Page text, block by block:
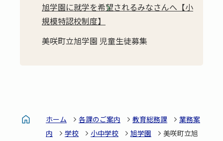
旭学園に就学を希望されるみなさんへ【小
規模特認校制度】
美咲町立旭学園 児童生徒募集
ホーム 各課のご案内 教育総務課
業務案
内
学校 小中学校 旭学園
美咲町立旭